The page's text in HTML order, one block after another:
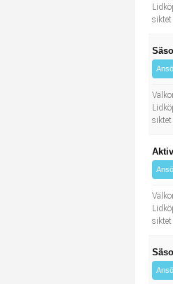
Installation, drift, underhåll
Kropps- och skönhetsvård
Naturvetenskapligt arbete
Sanering och renhållning
Tidningsbud/
Lärare i fritidshem/
Taxiförare/Taxichaufför
Läkarsekreterare/